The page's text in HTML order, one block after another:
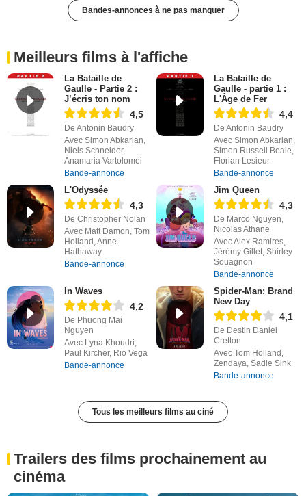
Bandes-annonces à ne pas manquer
Meilleurs films à l'affiche
La Bataille de
Gaulle - Partie 2 :
J’écris ton nom
4,5
De Antonin Baudry
Avec Simon Abkarian,
Niels Schneider,
Anamaria Vartolomei
Bande-annonce
La Bataille de
Gaulle - partie 1 :
L'Âge de Fer
4,4
De Antonin Baudry
Avec Simon Abkarian,
Simon Russell Beale,
Florian Lesieur
Bande-annonce
L'Odyssée
4,3
De Christopher Nolan
Avec Matt Damon, Tom
Holland, Anne
Hathaway
Bande-annonce
Jim Queen
4,3
De Marco Nguyen,
Nicolas Athane
Avec Alex Ramires,
Jérémy Gillet, Shirley
Souagnon
Bande-annonce
In Waves
4,2
De Phuong Mai
Nguyen
Avec Lyna Khoudri,
Paul Kircher, Rio Vega
Bande-annonce
Spider-Man: Brand
New Day
4,1
De Destin Daniel
Cretton
Avec Tom Holland,
Zendaya, Sadie Sink
Bande-annonce
Tous les meilleurs films au ciné
Trailers des films prochainement au
cinéma